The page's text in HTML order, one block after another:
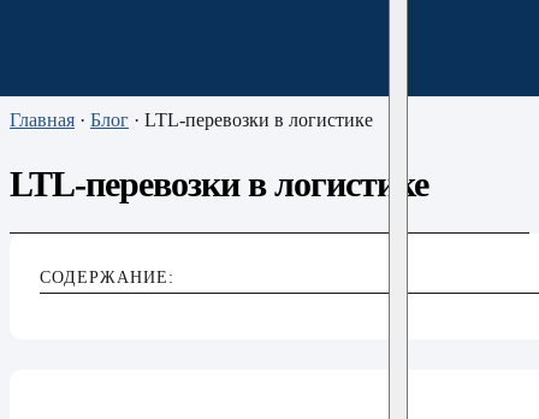
Главная · Блог · LTL-перевозки в логистике
LTL-перевозки в логистике
СОДЕРЖАНИЕ: